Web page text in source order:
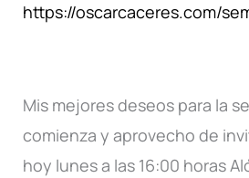
https://oscarcaceres.com/
Mis mejores deseos para la
comienza y aprovecho de
hoy lunes a las 16:00 horas